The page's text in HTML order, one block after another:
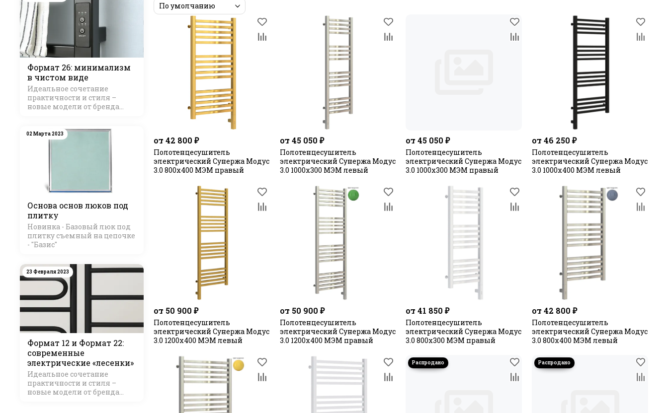
от 42 800 ₽
Полотенцесушитель
электрический Сунержа Модус
3.0 800х400 МЭМ правый
от 45 050 ₽
Полотенцесушитель
электрический Сунержа Модус
3.0 1000x300 МЭМ левый
от 45 050 ₽
Полотенцесушитель
электрический Сунержа Модус
3.0 1000x300 МЭМ правый
от 46 250 ₽
Полотенцесушитель
электрический Сунержа Модус
3.0 1000х400 МЭМ левый
от 50 900 ₽
Полотенцесушитель
электрический Сунержа Модус
3.0 1200х400 МЭМ левый
от 50 900 ₽
Полотенцесушитель
электрический Сунержа Модус
3.0 1200х400 МЭМ правый
от 41 850 ₽
Полотенцесушитель
электрический Сунержа Модус
3.0 800x300 МЭМ правый
от 42 800 ₽
Полотенцесушитель
электрический Сунержа Модус
3.0 800х400 МЭМ левый
Формат 26: минимализм
в чистом виде
Идеальное сочетание
практичности и стиля –
новые модели от бренда
02 Марта 2023
Основа основ люков под
плитку
Новинка - Базовый люк под
плитку съемный на цепочке
- "Базис"
23 Февраля 2023
Формат 12 и Формат 22:
современные
электрические «лесенки»
Идеальное сочетание
практичности и стиля –
новые модели от бренда